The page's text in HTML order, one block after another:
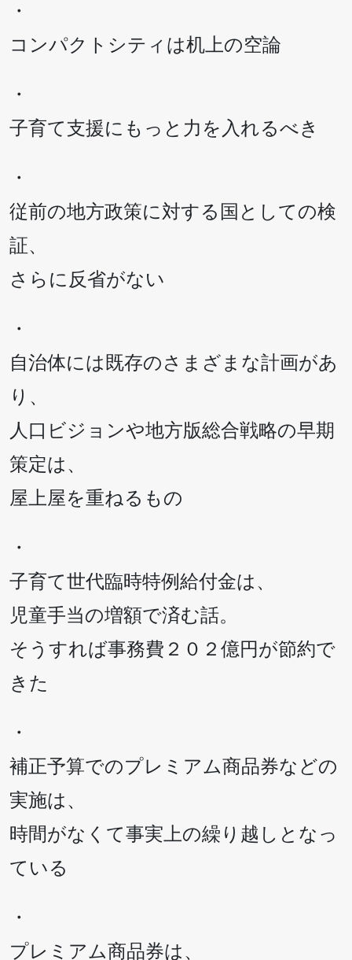
・
コンパクトシティは机上の空論
・
子育て支援にもっと力を入れるべき
・
従前の地方政策に対する国としての検
証、
さらに反省がない
・
自治体には既存のさまざまな計画があ
り、
人口ビジョンや地方版総合戦略の早期
策定は、
屋上屋を重ねるもの
・
子育て世代臨時特例給付金は、
児童手当の増額で済む話。
そうすれば事務費２０２億円が節約で
きた
・
補正予算でのプレミアム商品券などの
実施は、
時間がなくて事実上の繰り越しとなっ
ている
・
プレミアム商品券は、